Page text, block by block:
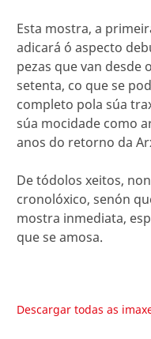
Esta mostra, a
adicará ó aspecto
pezas que van desde
setenta, co que se
completo pola súa
súa mocidade como
anos do retorno da
De tódolos xeitos,
cronolóxico, senón
mostra inmediata,
que se amosa.
Descargar todas as